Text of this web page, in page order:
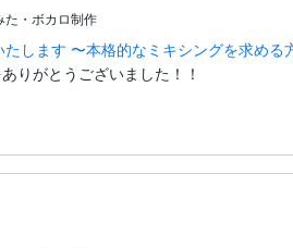
た・ボカロ制作
します 〜本格的なミキシングを求める
りがとうございました！！